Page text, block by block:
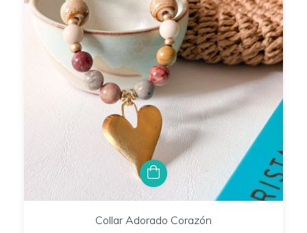
Collar Adorado Corazón